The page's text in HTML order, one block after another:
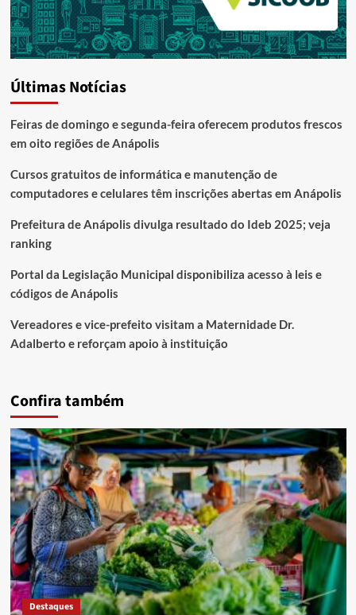
Últimas Notícias
Feiras de domingo e segunda-feira oferecem produtos frescos
em oito regiões de Anápolis
Cursos gratuitos de informática e manutenção de
computadores e celulares têm inscrições abertas em Anápolis
Prefeitura de Anápolis divulga resultado do Ideb 2025; veja
ranking
Portal da Legislação Municipal disponibiliza acesso à leis e
códigos de Anápolis
Vereadores e vice-prefeito visitam a Maternidade Dr.
Adalberto e reforçam apoio à instituição
Confira também
Destaques